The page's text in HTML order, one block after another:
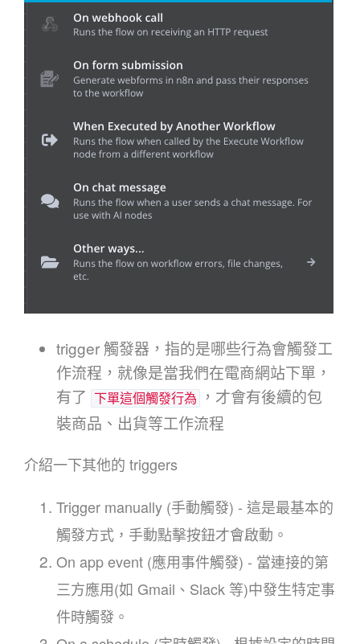
trigger 觸發器，指的是哪些行為會觸發工
作流程，就像是當我們在電商網站下單，
有了 下單這個觸發行為
，才會有後續的包
裝商品、出貨等工作流程
介紹一下其他的 triggers
Trigger manually (手動觸發) - 這是最基本的
觸發方式，手動點擊按鈕才會啟動。
On app event (應用事件觸發) - 當連接的第
三方應用(如 Gmail、Slack 等)中發生特定事
件時觸發。